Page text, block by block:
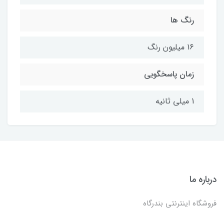
رنگ ها
16 میلیون رنگ
زمان پاسخگویی
1 میلی ثانیه
درباره ما
فروشگاه اینترنتی بندرگاه